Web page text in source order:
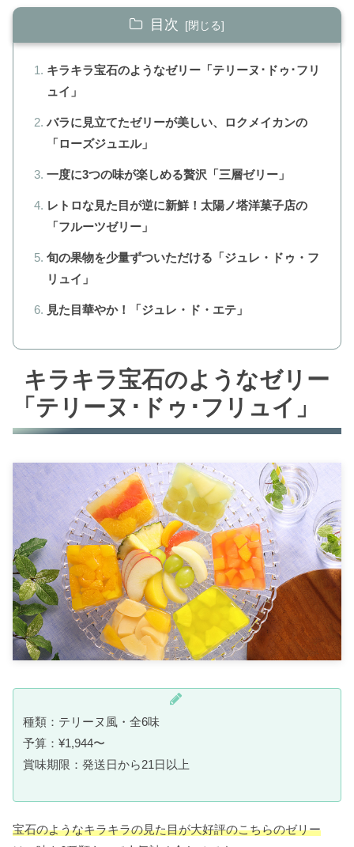
目次
キラキラ宝石のようなゼリー「テリーヌ･ドゥ･フリ
ュイ」
バラに見立てたゼリーが美しい、ロクメイカンの
「ローズジュエル」
一度に3つの味が楽しめる贅沢「三層ゼリー」
レトロな見た目が逆に新鮮！太陽ノ塔洋菓子店の
「フルーツゼリー」
旬の果物を少量ずついただける「ジュレ・ドゥ・フ
リュイ」
見た目華やか！「ジュレ・ド・エテ」
キラキラ宝石のようなゼリー
「テリーヌ･ドゥ･フリュイ」
種類：テリーヌ風・全6味
予算：¥1,944〜
賞味期限：発送日から21日以上
宝石のようなキラキラの見た目が大好評のこちらのゼリー